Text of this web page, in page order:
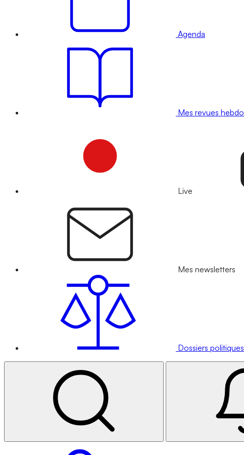
Agenda
Mes revues hebdo
Live
Mes newsletters
Dossiers politiques